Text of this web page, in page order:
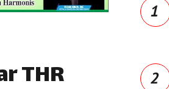
THR
1
2